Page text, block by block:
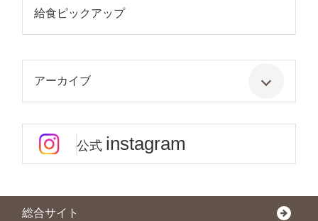
給食ピックアップ
アーカイブ
公式 instagram
総合サイト